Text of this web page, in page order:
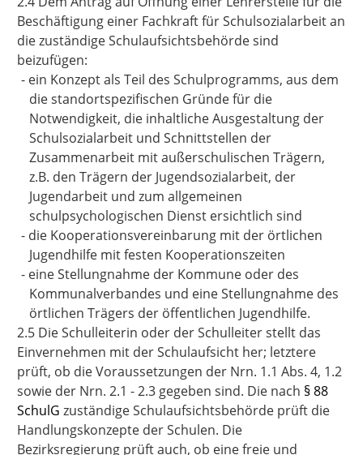
Beschäftigung einer Fachkraft für Schulsozialarbeit an
die zuständige Schulaufsichtsbehörde sind
beizufügen:
- ein Konzept als Teil des Schulprogramms, aus dem
die standortspezifischen Gründe für die
Notwendigkeit, die inhaltliche Ausgestaltung der
Schulsozialarbeit und Schnittstellen der
Zusammenarbeit mit außerschulischen Trägern,
z.B. den Trägern der Jugendsozialarbeit, der
Jugendarbeit und zum allgemeinen
schulpsychologischen Dienst ersichtlich sind
- die Kooperationsvereinbarung mit der örtlichen
Jugendhilfe mit festen Kooperationszeiten
- eine Stellungnahme der Kommune oder des
Kommunalverbandes und eine Stellungnahme des
örtlichen Trägers der öffentlichen Jugendhilfe.
2.5 Die Schulleiterin oder der Schulleiter stellt das
Einvernehmen mit der Schulaufsicht her; letztere
prüft, ob die Voraussetzungen der Nrn. 1.1 Abs. 4, 1.2
sowie der Nrn. 2.1 - 2.3 gegeben sind. Die nach § 88
SchulG zuständige Schulaufsichtsbehörde prüft die
Handlungskonzepte der Schulen. Die
Bezirksregierung prüft auch, ob eine freie und